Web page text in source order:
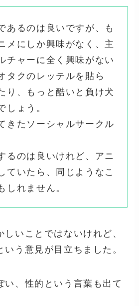
あるのは良いですが、も
メにしか興味がなく、主
チャーに全く興味がない
タクのレッテルを貼ら
り、もっと酷いと負け犬
しょう。
きたソーシャルサークル
るのは良いけれど、アニ
ていたら、同じようなこ
しれません。
いことではないけれど、
いう意見が目立ちました。
い、性的という言葉も出て